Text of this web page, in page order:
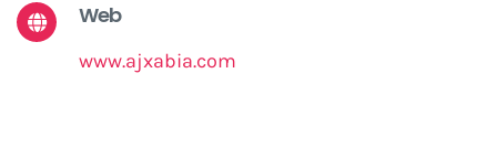
Web
www.ajxabia.com